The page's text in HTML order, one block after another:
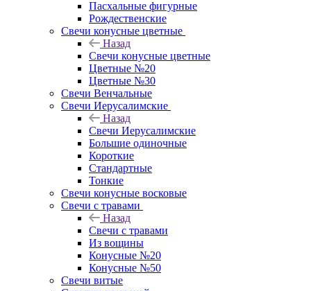
Пасхальные фигурные
Рождественские
Свечи конусные цветные
Назад
Свечи конусные цветные
Цветные №20
Цветные №30
Свечи Венчальные
Свечи Иерусалимские
Назад
Свечи Иерусалимские
Большие одиночные
Короткие
Стандартные
Тонкие
Свечи конусные восковые
Свечи с травами
Назад
Свечи с травами
Из вощины
Конусные №20
Конусные №50
Свечи витые